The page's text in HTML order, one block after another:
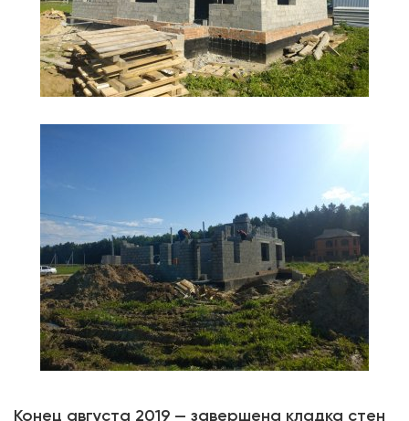
Конец августа 2019 — завершена кладка стен